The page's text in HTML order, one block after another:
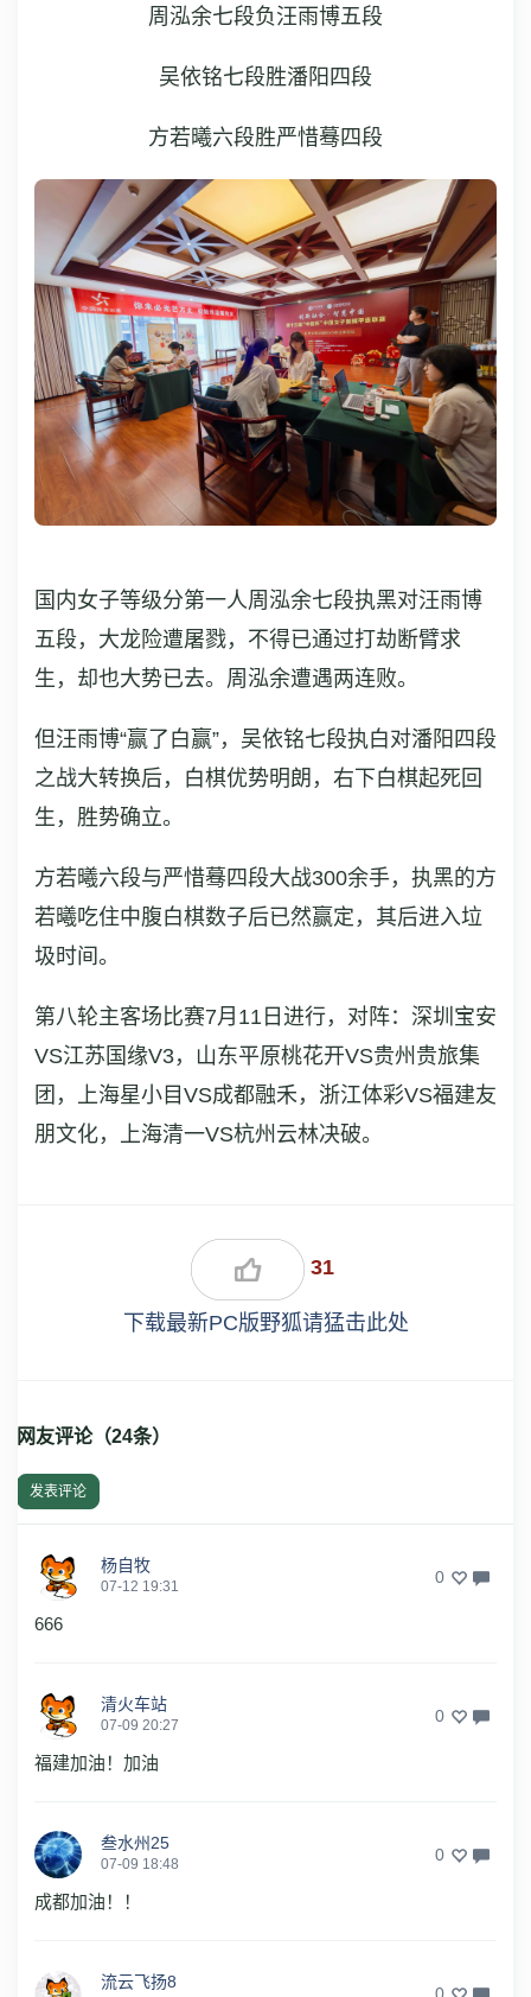
周泓余七段负汪雨博五段
吴依铭七段胜潘阳四段
方若曦六段胜严惜蓦四段
国内女子等级分第一人周泓余七段执黑对汪雨博
五段，大龙险遭屠戮，不得已通过打劫断臂求
生，却也大势已去。周泓余遭遇两连败。
但汪雨博“赢了白赢”，吴依铭七段执白对潘阳四段
之战大转换后，白棋优势明朗，右下白棋起死回
生，胜势确立。
方若曦六段与严惜蓦四段大战300余手，执黑的方
若曦吃住中腹白棋数子后已然赢定，其后进入垃
圾时间。
第八轮主客场比赛7月11日进行，对阵：深圳宝安
VS江苏国缘V3，山东平原桃花开VS贵州贵旅集
团，上海星小目VS成都融禾，浙江体彩VS福建友
朋文化，上海清一VS杭州云林决破。
31
下载最新PC版野狐请猛击此处
网友评论（24条）
发表评论
杨自牧
07-12 19:31 0
666
清火车站
07-09 20:27 0
福建加油！加油
叁水州25
07-09 18:48 0
成都加油！！
流云飞扬8